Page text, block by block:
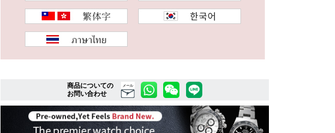
商品についての
お問い合わせ
メール